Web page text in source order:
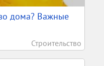
дома? Важные
Строительство